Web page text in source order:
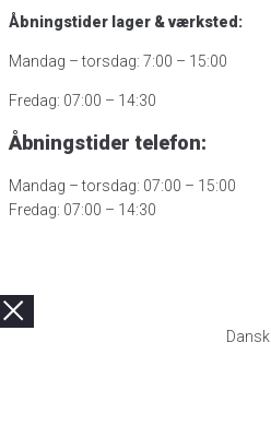
Åbningstider lager & værksted:
Mandag – torsdag: 7:00 – 15:00
Fredag: 07:00 – 14:30
Åbningstider telefon:
Mandag – torsdag: 07:00 – 15:00
Fredag: 07:00 – 14:30
Dansk